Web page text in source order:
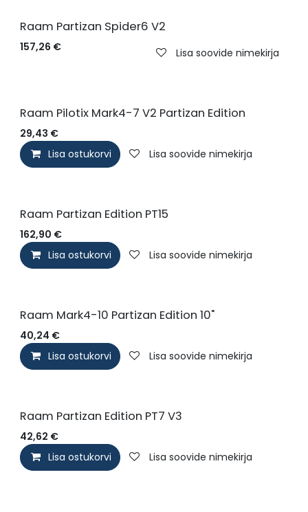
Raam Partizan Spider6 V2
157,26 € Lisa soovide nimekirja
Uus!
Raam Pilotix Mark4-7 V2 Partizan Edition
29,43 €
Lisa ostukorvi
Lisa soovide nimekirja
Raam Partizan Edition PT15
162,90 €
Lisa ostukorvi
Lisa soovide nimekirja
Uus!
Raam Mark4-10 Partizan Edition 10"
40,24 €
Lisa ostukorvi
Lisa soovide nimekirja
Raam Partizan Edition PT7 V3
42,62 €
Lisa ostukorvi
Lisa soovide nimekirja